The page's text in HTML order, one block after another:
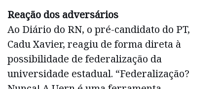
Reação dos adversários
Ao Diário do RN, o pré-candidato do PT,
Cadu Xavier, reagiu de forma direta à
possibilidade de federalização da
universidade estadual. “Federalização?